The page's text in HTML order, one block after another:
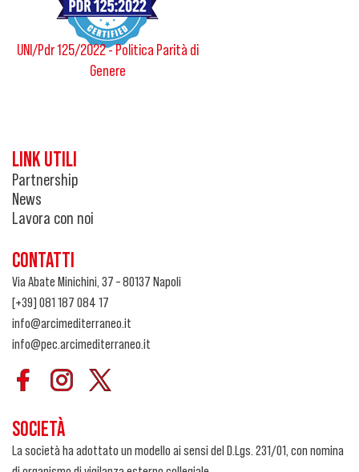
UNI/Pdr 125/2022 - Politica Parità di
Genere
LINK UTILI
Partnership
News
Lavora con noi
CONTATTI
Via Abate Minichini, 37 – 80137 Napoli
[+39] 081 187 084 17
info@arcimediterraneo.it
info@pec.arcimediterraneo.it
SOCIETÀ
La società ha adottato un modello ai sensi del D.Lgs. 231/01, con nomina